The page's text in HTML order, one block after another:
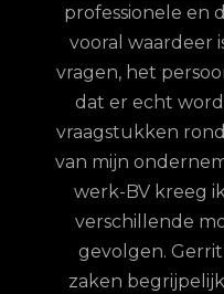
professionele en
vooral waardeer
vragen, het
dat er echt
vraagstukken
van mijn
werk-BV kreeg
verschillende
gevolgen.
zaken